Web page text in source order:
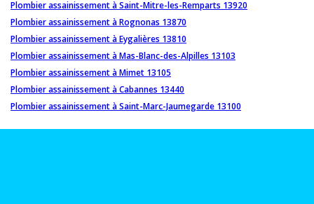
Plombier assainissement à Saint-Mitre-les-Remparts 13920
Plombier assainissement à Rognonas 13870
Plombier assainissement à Eygalières 13810
Plombier assainissement à Mas-Blanc-des-Alpilles 13103
Plombier assainissement à Mimet 13105
Plombier assainissement à Cabannes 13440
Plombier assainissement à Saint-Marc-Jaumegarde 13100